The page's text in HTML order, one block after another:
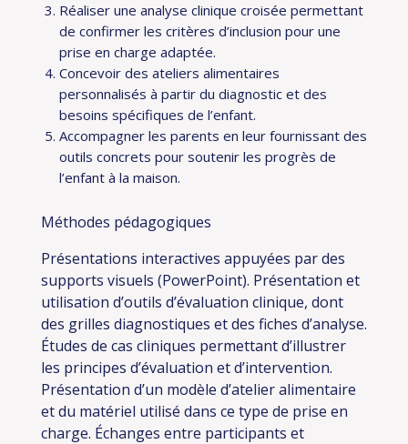
Réaliser une analyse clinique croisée permettant
de confirmer les critères d’inclusion pour une
prise en charge adaptée.
Concevoir des ateliers alimentaires
personnalisés à partir du diagnostic et des
besoins spécifiques de l’enfant.
Accompagner les parents en leur fournissant des
outils concrets pour soutenir les progrès de
l’enfant à la maison.
Méthodes pédagogiques
Présentations interactives appuyées par des
supports visuels (PowerPoint). Présentation et
utilisation d’outils d’évaluation clinique, dont
des grilles diagnostiques et des fiches d’analyse.
Études de cas cliniques permettant d’illustrer
les principes d’évaluation et d’intervention.
Présentation d’un modèle d’atelier alimentaire
et du matériel utilisé dans ce type de prise en
charge. Échanges entre participants et